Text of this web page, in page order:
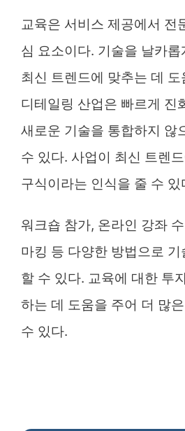
교육은 서비스 제공에서 전
심 요소이다. 기술을 날카롭
최신 트렌드에 맞추는 데
디테일링 산업은 빠르게 진
새로운 기술을 통합하지 않
수 있다. 사업이 최신 트렌
구식이라는 인식을 줄 수 있
워크숍 참가, 온라인 강좌
마킹 등 다양한 방법으로
할 수 있다. 교육에 대한 투
하는 데 도움을 주어 더 많
수 있다.